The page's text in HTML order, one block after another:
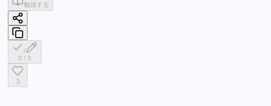
勉強する
/
0 / 0
3